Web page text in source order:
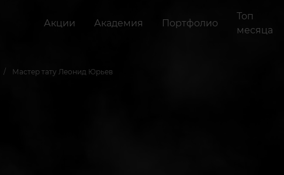
Акции Академия Портфолио
Топ
месяца
Мастер тату Леонид Юрьев